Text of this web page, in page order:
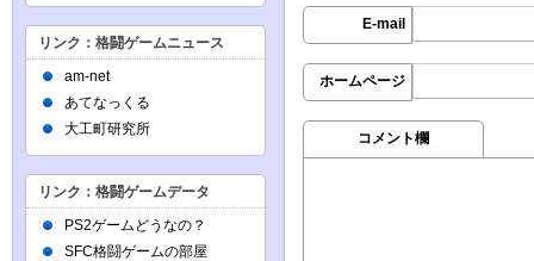
E-mail
ホームページ
コメント欄
リンク：格闘ゲームニュース
am-net
あてなっくる
大工町研究所
リンク：格闘ゲームデータ
PS2ゲームどうなの？
SFC格闘ゲームの部屋